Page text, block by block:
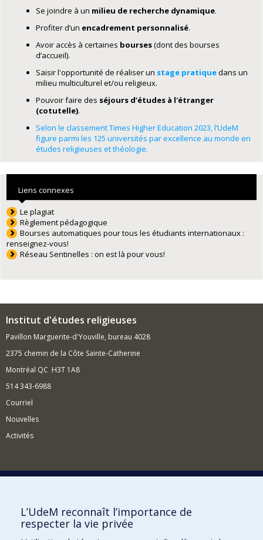
Se joindre à un milieu de recherche dynamique.
Profiter d’un encadrement personnalisé.
Avoir accès à certaines bourses(dont des bourses
d’accueil).
Saisir l'opportunité de réaliser un stage pratiquedans un
milieu multiculturel et/ou religieux.
Pouvoir faire des séjours d’études à l'étranger
(cotutelle).
Selon le classement Times Higher Education 2023, l’UdeM
figure parmi les 125 universités par excellence au monde en
études religieuses et théologie.
Liens connexes
Le plagiat
Règlement pédagogique
Bourses automatiques pour tous les étudiants internationaux :
renseignez-vous!
Réseau Sentinelles : on est là pour vous!
Institut d'études religieuses
Pavillon Marguerite-d'Youville, bureau 4028
2375 chemin de la Côte Sainte-Catherine
Montréal QC H3T 1A8
514 343-6988
Courriel
Nouvelles
Activités
Comment soutenir l'Institut?
BESOIN D'AIDE?
L’UdeM reconnaît l’importance de
respecter la vie privée